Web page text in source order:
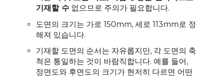
기재할 수 없으므로 주의가 필요합니다.
도면의 크기는 가로 150mm, 세로 113mm로 정
해져 있습니다.
기재할 도면의 순서는 자유롭지만, 각 도면의 축
척은 통일하는 것이 바람직합니다. 예를 들어,
정면도와 후면도의 크기가 현저히 다르면 어떤